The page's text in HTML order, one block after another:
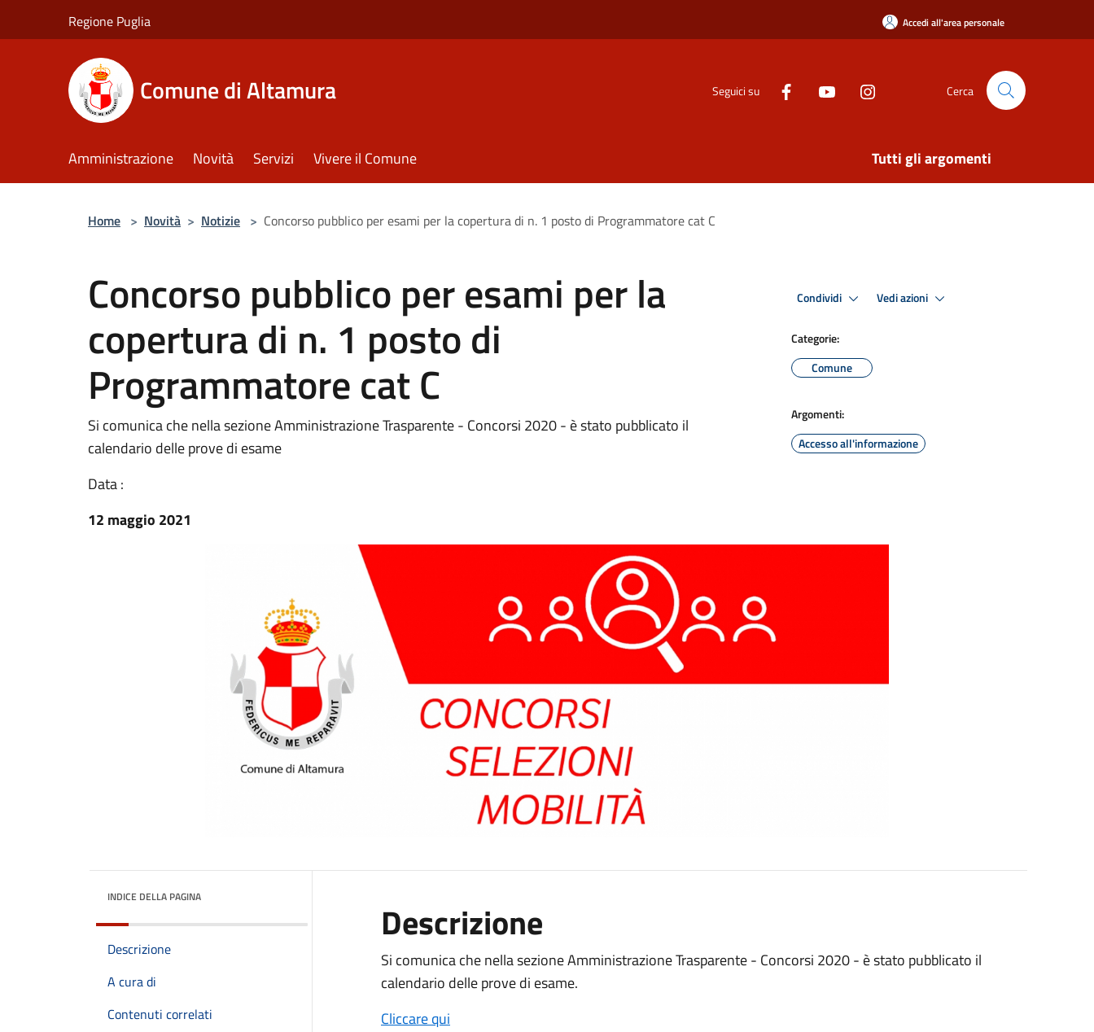
Regione Puglia Accedi all'area personale
Comune di Altamura Seguici su Cerca
Amministrazione Novità Servizi Vivere il Comune Tutti gli argomenti
Home > Novità > Notizie > Concorso pubblico per esami per la copertura di n. 1 posto di Programmatore cat C
Concorso pubblico per esami per la
copertura di n. 1 posto di
Programmatore cat C
Si comunica che nella sezione Amministrazione Trasparente - Concorsi 2020 - è stato pubblicato il
calendario delle prove di esame
Data :
12 maggio 2021
Condividi Vedi azioni
Categorie:
Comune
Argomenti:
Accesso all'informazione
INDICE DELLA PAGINA
Descrizione
A cura di
Contenuti correlati
Descrizione
Si comunica che nella sezione Amministrazione Trasparente - Concorsi 2020 - è stato pubblicato il
calendario delle prove di esame.
Cliccare qui